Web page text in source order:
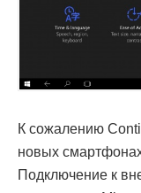
К сожалению
новых
Подключение к